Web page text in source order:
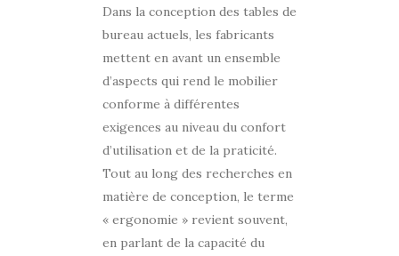
Dans la conception des tables de
bureau actuels, les fabricants
mettent en avant un ensemble
d’aspects qui rend le mobilier
conforme à différentes
exigences au niveau du confort
d’utilisation et de la praticité.
Tout au long des recherches en
matière de conception, le terme
« ergonomie » revient souvent,
en parlant de la capacité du